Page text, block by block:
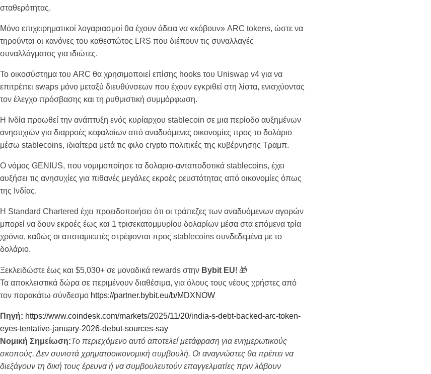
σταθερότητας.
Μόνο επιχειρηματικοί λογαριασμοί θα έχουν άδεια να «κόβουν» ARC tokens, ώστε να
τηρούνται οι κανόνες του καθεστώτος LRS που διέπουν τις συναλλαγές
συναλλάγματος για ιδιώτες.
Το οικοσύστημα του ARC θα χρησιμοποιεί επίσης hooks του Uniswap v4 για να
επιτρέπει swaps μόνο μεταξύ διευθύνσεων που έχουν εγκριθεί στη λίστα, ενισχύοντας
τον έλεγχο πρόσβασης και τη ρυθμιστική συμμόρφωση.
Η Ινδία προωθεί την ανάπτυξη ενός κυρίαρχου stablecoin σε μια περίοδο αυξημένων
ανησυχιών για διαρροές κεφαλαίων από αναδυόμενες οικονομίες προς το δολάριο
μέσω stablecoins, ιδιαίτερα μετά τις φιλο crypto πολιτικές της κυβέρνησης Τραμπ.
Ο νόμος GENIUS, που νομιμοποίησε τα δολαριο-ανταποδοτικά stablecoins, έχει
αυξήσει τις ανησυχίες για πιθανές μεγάλες εκροές ρευστότητας από οικονομίες όπως
της Ινδίας.
Η Standard Chartered έχει προειδοποιήσει ότι οι τράπεζες των αναδυόμενων αγορών
μπορεί να δουν εκροές έως και 1 τρισεκατομμυρίου δολαρίων μέσα στα επόμενα τρία
χρόνια, καθώς οι αποταμιευτές στρέφονται προς stablecoins συνδεδεμένα με το
δολάριο.
Ξεκλειδώστε έως και $5,030+ σε μοναδικά rewards στην Bybit EU! 🎁
Τα αποκλειστικά δώρα σε περιμένουν διαθέσιμα, για όλους τους νέους χρήστες από
τον παρακάτω σύνδεσμο https://partner.bybit.eu/b/MDXNOW
Πηγή: https://www.coindesk.com/markets/2025/11/20/india-s-debt-backed-arc-token-
eyes-tentative-january-2026-debut-sources-say
Νομική Σημείωση:Το περιεχόμενο αυτό αποτελεί μετάφραση για ενημερωτικούς
σκοπούς. Δεν συνιστά χρηματοοικονομική συμβουλή. Οι αναγνώστες θα πρέπει να
διεξάγουν τη δική τους έρευνα ή να συμβουλευτούν επαγγελματίες πριν λάβουν